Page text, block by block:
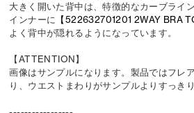
大きく開いた背中は、特徴的なカーブライ
インナーに
【522632701201 2WAY BRA
よく背中が隠れるようになっています。
【ATTENTION】
画像はサンプルになります。製品ではフレ
り、ウエストまわりがサンプルよりすっきり